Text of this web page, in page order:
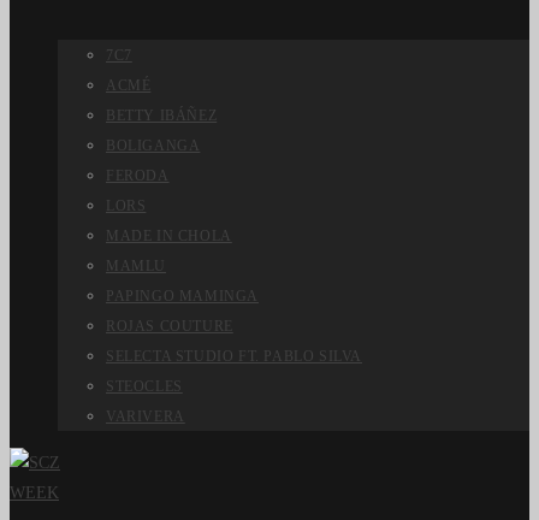
7C7
ACMÉ
BETTY IBÁÑEZ
BOLIGANGA
FERODA
LORS
MADE IN CHOLA
MAMLU
PAPINGO MAMINGA
ROJAS COUTURE
SELECTA STUDIO FT. PABLO SILVA
STEOCLES
VARIVERA